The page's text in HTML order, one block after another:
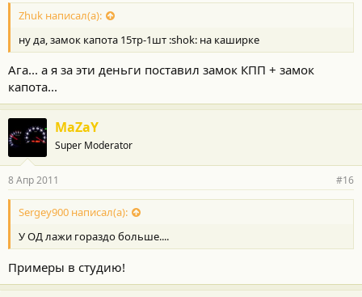
Zhuk написал(а):
ну да, замок капота 15тр-1шт :shok: на каширке
Ага... а я за эти деньги поставил замок КПП + замок
капота...
MaZaY
Super Moderator
8 Апр 2011 #16
Sergey900 написал(а):
У ОД лажи гораздо больше....
Примеры в студию!